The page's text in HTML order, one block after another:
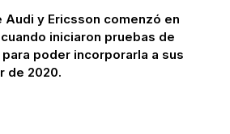
Audi y Ericsson comenzó en
iniciaron pruebas de
poder incorporarla a sus
de 2020.